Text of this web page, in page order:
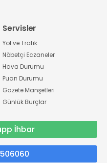
Servisler
Yol ve Trafik
Nöbetçi Eczaneler
Hava Durumu
Puan Durumu
Gazete Manşetleri
Günlük Burçlar
İhbar